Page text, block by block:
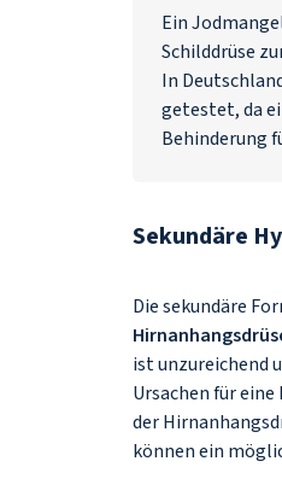
Ein
Schilddrüse
In
getestet, da
Behinderung
Sekundäre
Die sekundäre
ist unzureichend
Ursachen für
der
können ein